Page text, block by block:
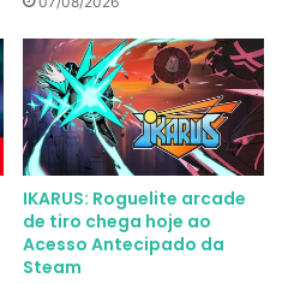
IKARUS: Roguelite arcade
de tiro chega hoje ao
Acesso Antecipado da
Steam